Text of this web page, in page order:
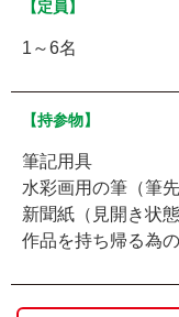
【定員】
1～6名
【持参物】
筆記用具
水彩画用の筆（筆
新聞紙（見開き状
作品を持ち帰る為